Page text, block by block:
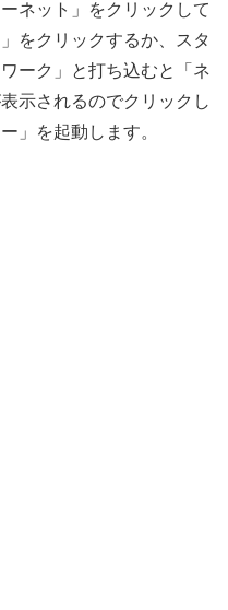
ネット」をクリックして
をクリックするか、スタ
ーク」と打ち込むと「ネ
示されるのでクリックし
」を起動します。